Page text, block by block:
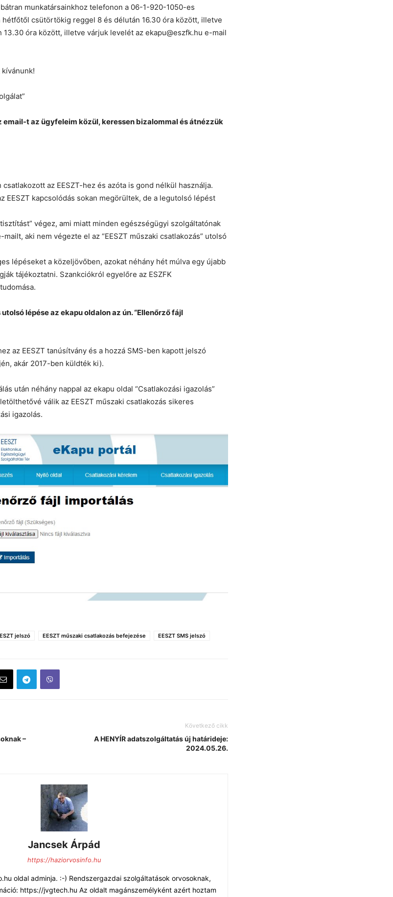
munkatársainkhoz telefonon a 06-1-920-1050-es
csütörtökig reggel 8 és délután 16.30 óra között, illetve
óra között, illetve várjuk levelét az ekapu@eszfk.hu e-mail
t az ügyfeleim közül, keressen bizalommal és átnézzük
az EESZT-hez és azóta is gond nélkül használja.
EESZT kapcsolódás sokan megörültek, de a legutolsó lépést
végez, ami miatt minden egészségügyi szolgáltatónak
aki nem végezte el az “EESZT műszaki csatlakozás” utolsó
lépéseket a közeljövőben, azokat néhány hét múlva egy újabb
tájékoztatni. Szankciókról egyelőre az ESZFK
lépése az ekapu oldalon az ún. “Ellenőrző fájl
az EESZT tanúsítvány és a hozzá SMS-ben kapott jelszó
akár 2017-ben küldték ki).
után néhány nappal az ekapu oldal “Csatlakozási igazolás”
válik az EESZT műszaki csatlakozás sikeres
igazolás.
jelszó EESZT műszaki csatlakozás befejezése EESZT SMS jelszó
–
Következő cikk
A HENYÍR adatszolgáltatás új határideje:
2024.05.26.
Jancsek Árpád
https://haziorvosinfo.hu
oldal adminja. :-) Rendszergazdai szolgáltatások orvosoknak,
https://jvgtech.hu Az oldalt magánszemélyként azért hoztam